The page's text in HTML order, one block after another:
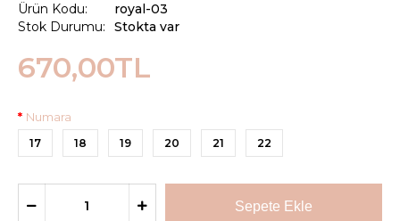
Ürün Kodu:
Stok Durumu:
royal-03
Stokta var
670,00TL
Numara
17 18 19 20 21 22